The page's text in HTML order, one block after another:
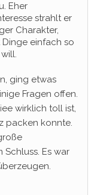
Eher
strahlt er
Charakter,
einfach so
ging etwas
Fragen offen.
wirklich toll ist,
packen konnte.
Es war